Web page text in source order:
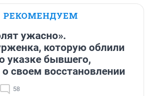
РЕКОМЕНДУЕМ
ужасно».
которую облили
указке бывшего,
о своем восстановлении
58